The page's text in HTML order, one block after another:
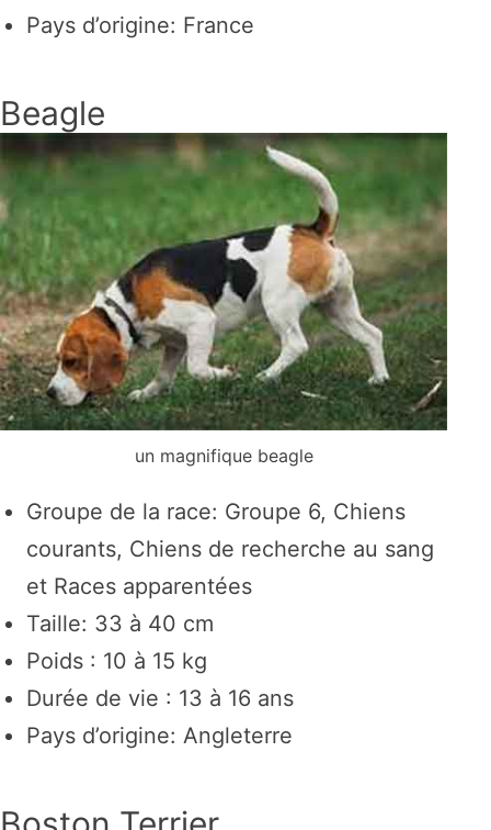
Pays d’origine: France
Beagle
un magnifique beagle
Groupe de la race: Groupe 6, Chiens
courants, Chiens de recherche au sang
et Races apparentées
Taille: 33 à 40 cm
Poids : 10 à 15 kg
Durée de vie : 13 à 16 ans
Pays d’origine: Angleterre